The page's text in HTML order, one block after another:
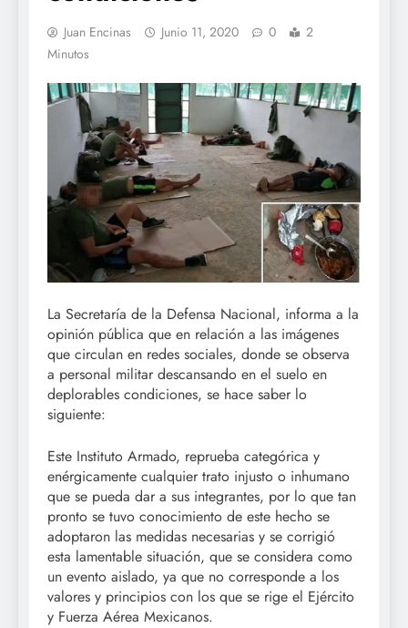
Juan Encinas Junio 11, 2020 0
2
Minutos
La Secretaría de la Defensa Nacional, informa a la
opinión pública que en relación a las imágenes
que circulan en redes sociales, donde se observa
a personal militar descansando en el suelo en
deplorables condiciones, se hace saber lo
siguiente:
Este Instituto Armado, reprueba categórica y
enérgicamente cualquier trato injusto o inhumano
que se pueda dar a sus integrantes, por lo que tan
pronto se tuvo conocimiento de este hecho se
adoptaron las medidas necesarias y se corrigió
esta lamentable situación, que se considera como
un evento aislado, ya que no corresponde a los
valores y principios con los que se rige el Ejército
y Fuerza Aérea Mexicanos.